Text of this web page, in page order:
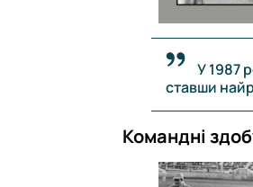
У 1987
ставши
Командні